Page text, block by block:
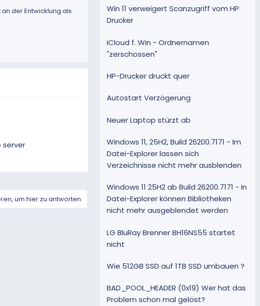
der Entwicklung als
server
um hier zu antworten.
Win 11 verweigert Scanzugriff vom HP
Drucker
iCloud f. Win - Ordnernamen
"zerschossen"
HP-Drucker druckt quer
Autostart Verzögerung
Neuer Laptop stürzt ab
Windows 11, 25H2, Build 26200.7171 - Im
Datei-Explorer lassen sich
Verzeichnisse nicht mehr ausblenden
Windows 11 25H2 ab Build 26200.7171 - In
Datei-Explorer können Bibliotheken
nicht mehr ausgeblendet werden
LG BluRay Brenner BH16NS55 startet
nicht
Wie 512GB SSD auf 1TB SSD umbauen ?
BAD_POOL_HEADER (0x19) Wer hat das
Problem schon mal gelöst?